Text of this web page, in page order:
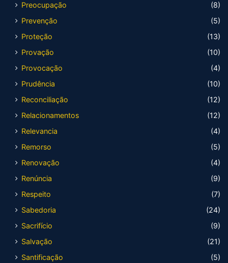
Preocupação
(8)
Prevenção
(5)
Proteção
(13)
Provação
(10)
Provocação
(4)
Prudência
(10)
Reconciliação
(12)
Relacionamentos
(12)
Relevancia
(4)
Remorso
(5)
Renovação
(4)
Renúncia
(9)
Respeito
(7)
Sabedoria
(24)
Sacrifício
(9)
Salvação
(21)
Santificação
(5)